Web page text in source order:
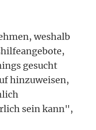
weshalb
gesucht
hinzuweisen,
sein kann",